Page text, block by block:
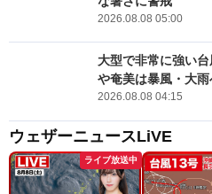
2026.08.08 05:00
大型で非常に強い
や奄美は暴風・大雨
2026.08.08 04:15
ウェザーニュースLiVE
ライブ放送中